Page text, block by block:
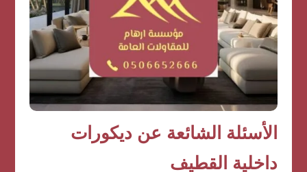
الأسئلة الشائعة عن ديكورات
داخلية القطيف